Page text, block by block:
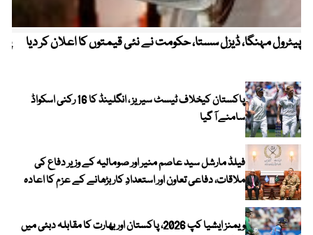
پیٹرول مہنگا، ڈیزل سستا، حکومت نے نئی قیمتوں کا اعلان کر دیا
پاکستان کیخلاف ٹیسٹ سیریز ، انگلینڈ کا 16 رکنی اسکواڈ
سامنے آ گیا
فیلڈ مارشل سید عاصم منیر اور صومالیہ کے وزیر دفاع کی
ملاقات، دفاعی تعاون اور استعدادِ کار بڑھانے کے عزم کا اعادہ
ویمنز ایشیا کپ 2026، پاکستان اور بھارت کا مقابلہ دبئی میں